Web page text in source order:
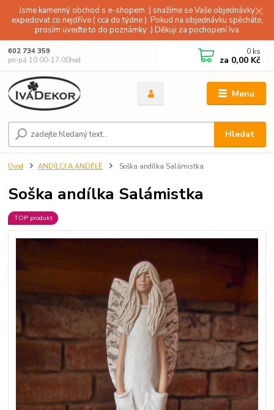
Jsme kamenný obchod s e-shopem :) snažíme se Vaše objednávky
expedovat co nejdříve ( cca do týdne ). Pokud na objednávku spěcháte,
prosím uveďte to do poznámky :) Děkuji za pochopení Iva
Menu
Hledat
602 734 359
po-pá 10.00-17.00hod
0 ks
za 0,00 Kč
Úvod ANDÍLCI A ANDĚLÉ Soška andílka Salámistka
Soška andílka Salámistka
TOP produkt